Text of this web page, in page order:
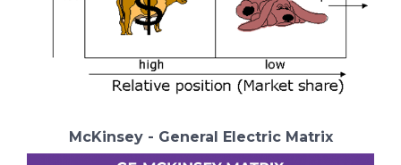
McKinsey - General Electric Matrix